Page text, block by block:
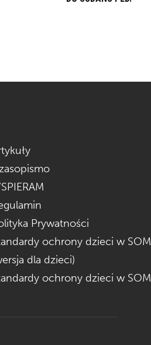
Prywatności
ochrony dzieci w SOM
dla dzieci)
ochrony dzieci w SOM